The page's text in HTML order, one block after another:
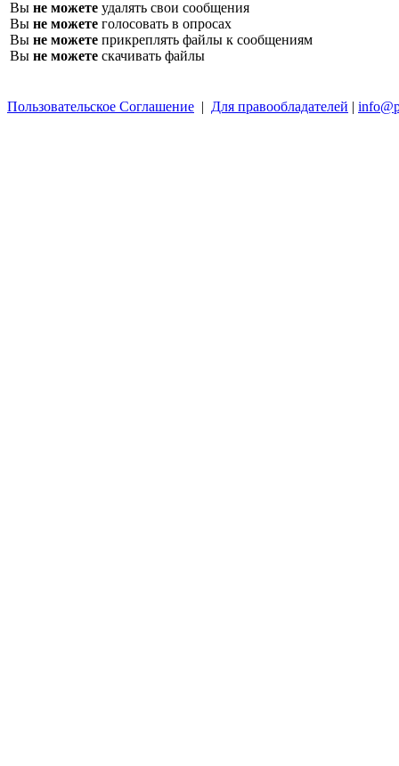
Вы не можете удалять свои сообщения
Вы не можете голосовать в опросах
Вы не можете прикреплять файлы к сообщениям
Вы не можете скачивать файлы
Пользовательское Соглашение | Для правообладателей |